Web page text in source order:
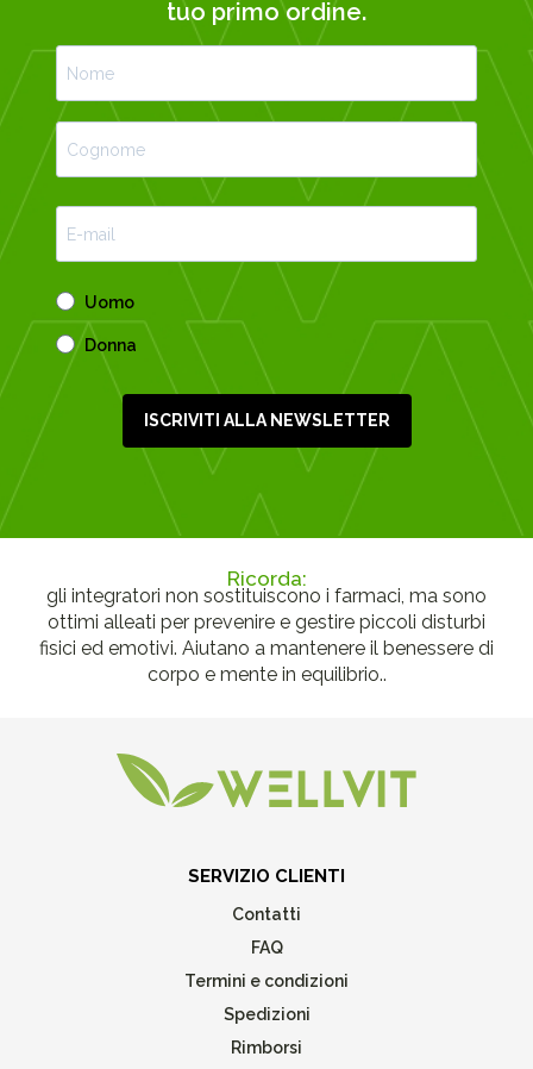
tuo primo ordine.
Uomo
Donna
ISCRIVITI ALLA NEWSLETTER
Ricorda:
gli integratori non sostituiscono i farmaci, ma sono
ottimi alleati per prevenire e gestire piccoli disturbi
fisici ed emotivi. Aiutano a mantenere il benessere di
corpo e mente in equilibrio..
SERVIZIO CLIENTI
Contatti
FAQ
Termini e condizioni
Spedizioni
Rimborsi